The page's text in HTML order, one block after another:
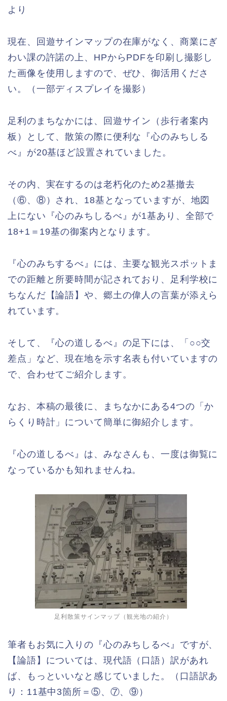
より
現在、回遊サインマップの在庫がなく、商業にぎ
わい課の許諾の上、HPからPDFを印刷し撮影し
た画像を使用しますので、ぜひ、御活用くださ
い。（一部ディスプレイを撮影）
足利のまちなかには、回遊サイン（歩行者案内
板）として、散策の際に便利な『心のみちしる
べ』が20基ほど設置されていました。
その内、実在するのは老朽化のため2基撤去
（⑥、⑧）され、18基となっていますが、地図
上にない『心のみちしるべ』が1基あり、全部で
18+1＝19基の御案内となります。
『心のみちするべ』には、主要な観光スポットま
での距離と所要時間が記されており、足利学校に
ちなんだ【論語】や、郷土の偉人の言葉が添えら
れています。
そして、『心の道しるべ』の足下には、「○○交
差点」など、現在地を示す名表も付いていますの
で、合わせてご紹介します。
なお、本稿の最後に、まちなかにある4つの「か
らくり時計」について簡単に御紹介します。
『心の道しるべ』は、みなさんも、一度は御覧に
なっているかも知れませんね。
足利散策サインマップ（観光地の紹介）
筆者もお気に入りの『心のみちしるべ』ですが、
【論語】については、現代語（口語）訳があれ
ば、もっといいなと感じていました。（口語訳あ
り：11基中3箇所＝⑤、⑦、⑨）